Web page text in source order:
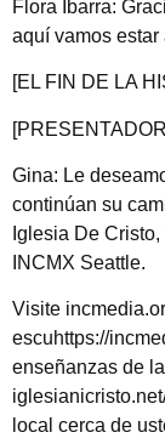
Flora Ibarra:
aquí vamos estar
[EL FIN DE LA
Gina: Le
continúan su
Iglesia De
INCMX Seattle.
Visite
escuhttps://
enseñanzas de
local cerca de